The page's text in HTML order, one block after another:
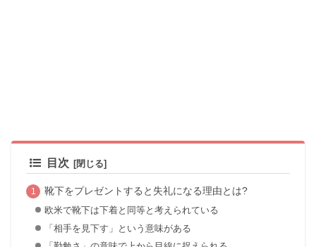
目次
靴下をプレゼントすると失礼になる理由とは?
欧米で靴下は下着と同等と考えられている
「相手を見下す」という意味がある